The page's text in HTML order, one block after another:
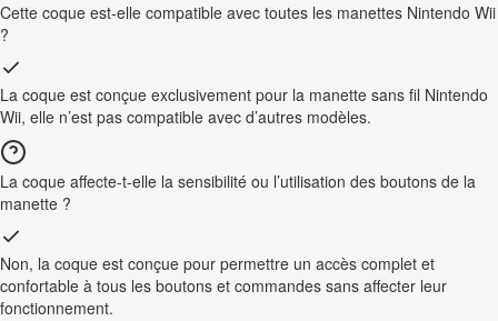
Cette coque est-elle compatible avec toutes les manettes Nintendo Wii
?
La coque est conçue exclusivement pour la manette sans fil Nintendo
Wii, elle n’est pas compatible avec d’autres modèles.
La coque affecte-t-elle la sensibilité ou l’utilisation des boutons de la
manette ?
Non, la coque est conçue pour permettre un accès complet et
confortable à tous les boutons et commandes sans affecter leur
fonctionnement.